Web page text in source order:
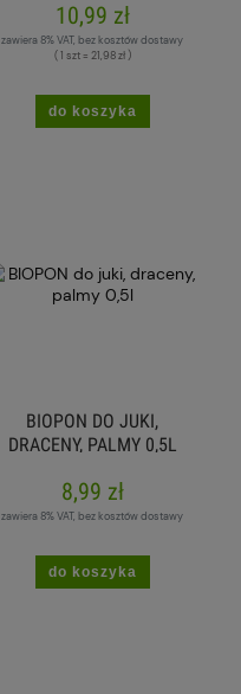
10,99 zł
zawiera 8% VAT, bez kosztów dostawy
( 1 szt = 21,98 zł )
do koszyka
BIOPON DO JUKI,
DRACENY, PALMY 0,5L
8,99 zł
zawiera 8% VAT, bez kosztów dostawy
do koszyka